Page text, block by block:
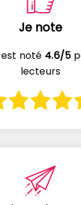
Je note
noté 4.6/5
lecteurs